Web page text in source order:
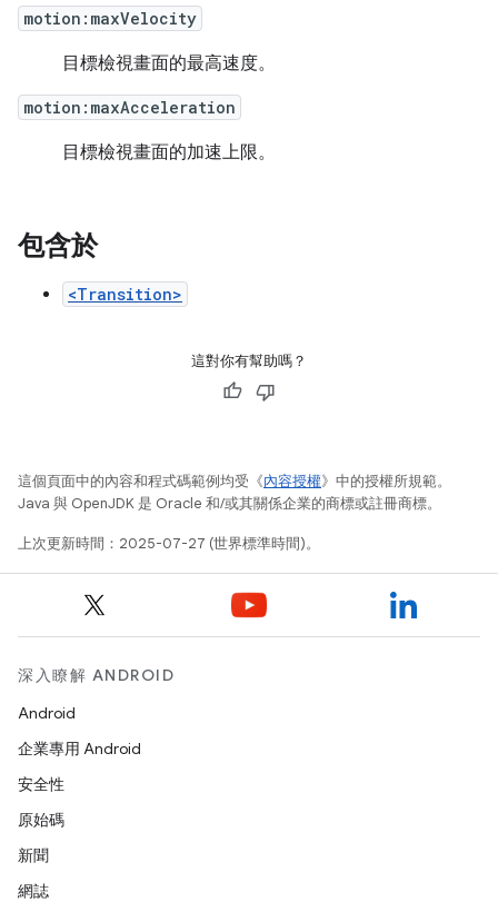
motion:maxVelocity
目標檢視畫面的最高速度。
motion:maxAcceleration
目標檢視畫面的加速上限。
包含於
<Transition>
這對你有幫助嗎？
這個頁面中的內容和程式碼範例均受《內容授權》中的授權所規範。
Java 與 OpenJDK 是 Oracle 和/或其關係企業的商標或註冊商標。
上次更新時間：2025-07-27 (世界標準時間)。
深入瞭解 ANDROID
Android
企業專用 Android
安全性
原始碼
新聞
網誌